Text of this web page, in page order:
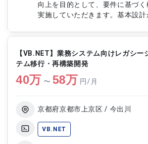
向上を目的として、要件に基づ
実施していただきます。基本設計
向上と安定運用を支援していただきま
内容】 ・ダイヤラーシステムお
機能改修 ・業務要件に基づく基
VB.NETを用いたプログラム開発
テスト、結合テストの実施 ・テス
よび不具合修正対応 ・リリース作
認 ・関連ドキュメントの作成およ
【VB.NET】業務システム向けレガシー
テム移行・再構築開発
40万 〜 58万 円/月
京都府京都市上京区 / 今出川
VB.NET